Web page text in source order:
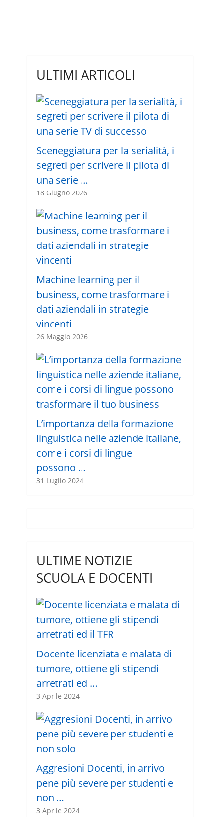
ULTIMI ARTICOLI
Sceneggiatura per la serialità, i
segreti per scrivere il pilota di
una serie …
18 Giugno 2026
Machine learning per il
business, come trasformare i
dati aziendali in strategie
vincenti
26 Maggio 2026
L’importanza della formazione
linguistica nelle aziende italiane,
come i corsi di lingue
possono …
31 Luglio 2024
ULTIME NOTIZIE
SCUOLA E DOCENTI
Docente licenziata e malata di
tumore, ottiene gli stipendi
arretrati ed …
3 Aprile 2024
Aggresioni Docenti, in arrivo
pene più severe per studenti e
non …
3 Aprile 2024